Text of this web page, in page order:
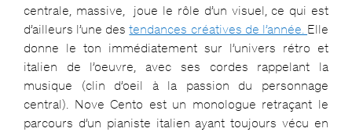
centrale, massive, joue le rôle d’un visuel, ce qui est
d’ailleurs l’une destendances créatives de l’année. Elle
donne le ton immédiatement sur l’univers rétro et
italien de l’oeuvre, avec ses cordes rappelant la
musique (clin d’oeil à la passion du personnage
central). Nove Cento est un monologue retraçant le
parcours d’un pianiste italien ayant toujours vécu en